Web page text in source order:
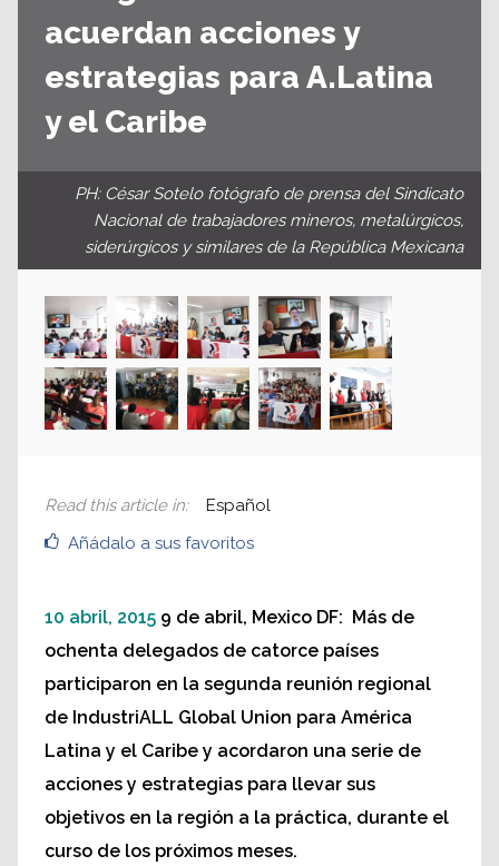
acuerdan acciones y
estrategias para A.Latina
y el Caribe
PH: César Sotelo fotógrafo de prensa del Sindicato
Nacional de trabajadores mineros, metalúrgicos,
siderúrgicos y similares de la República Mexicana
Añádalo a sus favoritos
Read this article in: Español
10 abril, 2015 9 de abril, Mexico DF: Más de
ochenta delegados de catorce países
participaron en la segunda reunión regional
de IndustriALL Global Union para América
Latina y el Caribe y acordaron una serie de
acciones y estrategias para llevar sus
objetivos en la región a la práctica, durante el
curso de los próximos meses.